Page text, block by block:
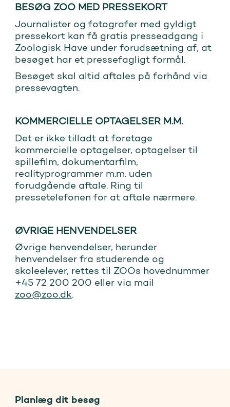
BESØG ZOO MED PRESSEKORT
Journalister og fotografer med gyldigt
pressekort kan få gratis presseadgang i
Zoologisk Have under forudsætning af, at
besøget har et pressefagligt formål.
Besøget skal altid aftales på forhånd via
pressevagten.
KOMMERCIELLE OPTAGELSER M.M.
Det er ikke tilladt at foretage
kommercielle optagelser, optagelser til
spillefilm, dokumentarfilm,
realityprogrammer m.m. uden
forudgående aftale. Ring til
pressetelefonen for at aftale nærmere.
ØVRIGE HENVENDELSER
Øvrige henvendelser, herunder
henvendelser fra studerende og
skoleelever, rettes til ZOOs hovednummer
+45 72 200 200 eller via mail
zoo@zoo.dk.
Planlæg dit besøg